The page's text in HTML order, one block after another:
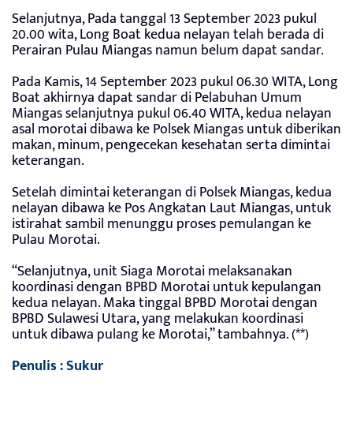
Selanjutnya, Pada tanggal 13 September 2023 pukul
20.00 wita, Long Boat kedua nelayan telah berada di
Perairan Pulau Miangas namun belum dapat sandar.
Pada Kamis, 14 September 2023 pukul 06.30 WITA, Long
Boat akhirnya dapat sandar di Pelabuhan Umum
Miangas selanjutnya pukul 06.40 WITA, kedua nelayan
asal morotai dibawa ke Polsek Miangas untuk diberikan
makan, minum, pengecekan kesehatan serta dimintai
keterangan.
Setelah dimintai keterangan di Polsek Miangas, kedua
nelayan dibawa ke Pos Angkatan Laut Miangas, untuk
istirahat sambil menunggu proses pemulangan ke
Pulau Morotai.
“Selanjutnya, unit Siaga Morotai melaksanakan
koordinasi dengan BPBD Morotai untuk kepulangan
kedua nelayan. Maka tinggal BPBD Morotai dengan
BPBD Sulawesi Utara, yang melakukan koordinasi
untuk dibawa pulang ke Morotai,” tambahnya. (**)
Penulis : Sukur